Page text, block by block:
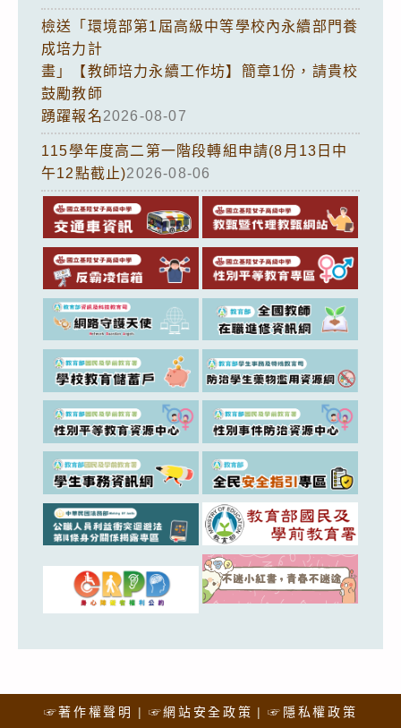
檢送「環境部第1屆高級中等學校內永續部門養
成培力計
畫」【教師培力永續工作坊】簡章1份，請貴校
鼓勵教師
踴躍報名2026-08-07
115學年度高二第一階段轉組申請(8月13日中
午12點截止)2026-08-06
☞著作權聲明 ☞網站安全政策 ☞隱私權政策